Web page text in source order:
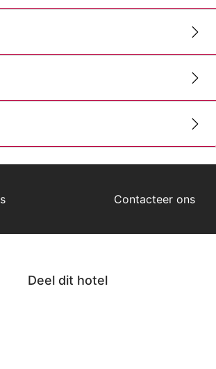
Contacteer ons
Deel dit hotel